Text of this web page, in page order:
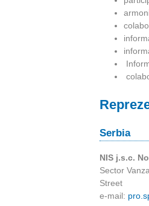
Serbia
NIS j.s.c.
Sector
Street
e-mail: